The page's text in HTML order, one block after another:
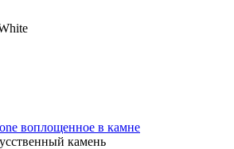
воплощенное в камне
камень